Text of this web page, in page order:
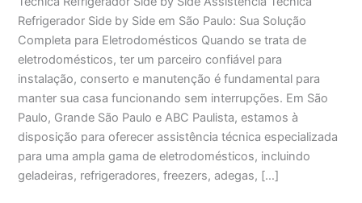
Refrigerador Side by Side em São Paulo: Sua Solução
Completa para Eletrodomésticos Quando se trata de
eletrodomésticos, ter um parceiro confiável para
instalação, conserto e manutenção é fundamental para
manter sua casa funcionando sem interrupções. Em São
Paulo, Grande São Paulo e ABC Paulista, estamos à
disposição para oferecer assistência técnica especializada
para uma ampla gama de eletrodomésticos, incluindo
geladeiras, refrigeradores, freezers, adegas, […]